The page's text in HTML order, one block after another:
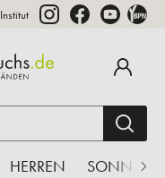
Institut
HERREN SONNE